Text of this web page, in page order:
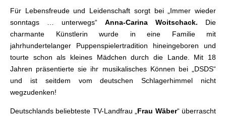
Für Lebensfreude und Leidenschaft sorgt bei „Immer wieder
sonntags … unterwegs“ Anna-Carina Woitschack. Die
charmante Künstlerin wurde in eine Familie mit
jahrhundertelanger Puppenspielertradition hineingeboren und
tourte schon als kleines Mädchen durch die Lande. Mit 18
Jahren präsentierte sie ihr musikalisches Können bei „DSDS“
und ist seitdem vom deutschen Schlagerhimmel nicht
wegzudenken!
Deutschlands beliebteste TV-Landfrau „Frau Wäber“ überrascht